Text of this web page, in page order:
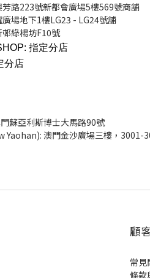
路223號新都會廣場5樓569號商舖
場地下1樓LG23 - LG24號舖
綠楊坊F10號
指定分店
分店
蘇亞利斯博士大馬路90號
Yaohan): 澳門金沙廣場三樓，3001-
顧
常見
條款